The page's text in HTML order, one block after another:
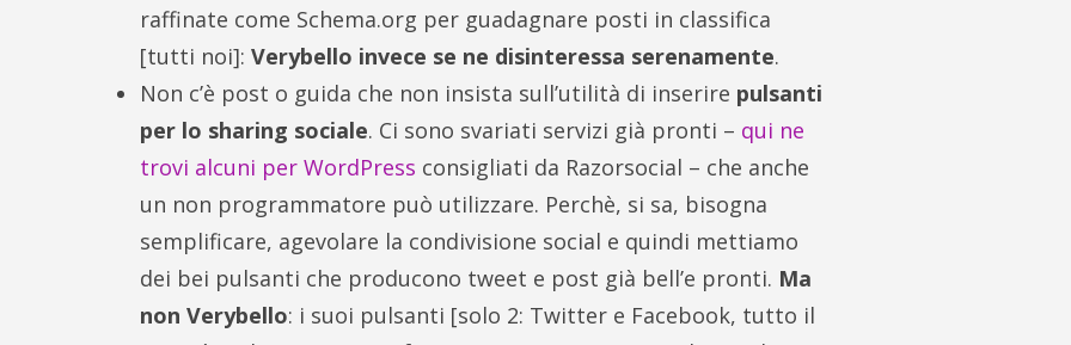
raffinate come Schema.org per guadagnare posti in classifica
[tutti noi]:Verybello invece se ne disinteressa serenamente.
Non c’è post o guida che non insista sull’utilità di inserire pulsanti
per lo sharing sociale. Ci sono svariati servizi già pronti – qui ne
trovi alcuni per WordPress consigliati da Razorsocial – che anche
un non programmatore può utilizzare. Perchè, si sa, bisogna
semplificare, agevolare la condivisione social e quindi mettiamo
dei bei pulsanti che producono tweet e post già bell’e pronti. Ma
non Verybello: i suoi pulsanti [solo 2: Twitter e Facebook, tutto il